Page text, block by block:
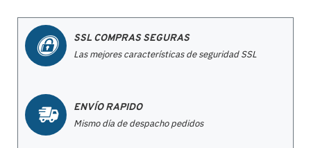
SSL COMPRAS SEGURAS
Las mejores características de seguridad SSL
ENVÍO RAPIDO
Mismo día de despacho pedidos